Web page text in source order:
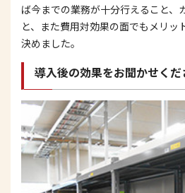
ば今までの業務が十分行えること、
と、また費用対効果の面でもメリッ
決めました。
導入後の効果をお聞かせくだ